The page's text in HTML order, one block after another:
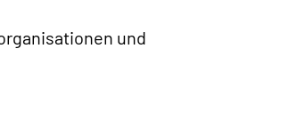
und